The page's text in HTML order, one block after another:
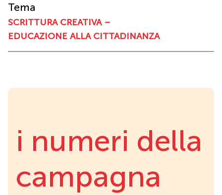
Tema
SCRITTURA CREATIVA –
EDUCAZIONE ALLA CITTADINANZA
i numeri della
campagna